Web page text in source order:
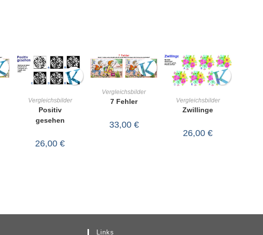
Vergleichsbilder
Positiv
gesehen
26,00€
Vergleichsbilder
7 Fehler
33,00 €
WARENKORB
Vergleichsbilder
Zwillinge
26,00€
Links